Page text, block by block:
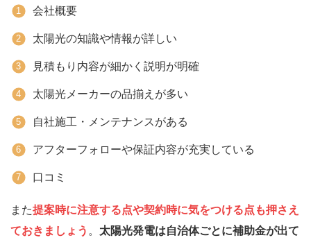
会社概要
太陽光の知識や情報が詳しい
見積もり内容が細かく説明が明確
太陽光メーカーの品揃えが多い
自社施工・メンテナンスがある
アフターフォローや保証内容が充実している
口コミ
また提案時に注意する点や契約時に気をつける点も押さえ
ておきましょう 。 太陽光発電は自治体ごとに補助金が出て